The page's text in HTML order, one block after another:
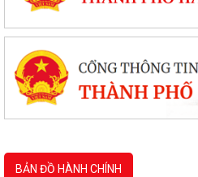
BẢN ĐỒ HÀNH CHÍNH